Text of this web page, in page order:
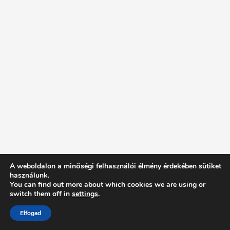
Intentionally Blank - Proudly powered by WordPress
A weboldalon a minőségi felhasználói élmény érdekében sütiket
használunk.
You can find out more about which cookies we are using or
switch them off in settings.
Elfogad